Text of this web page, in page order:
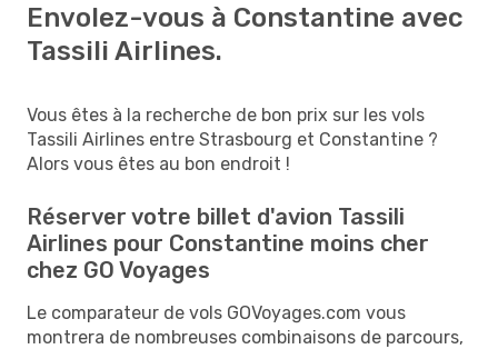
Envolez-vous à Constantine avec
Tassili Airlines.
Vous êtes à la recherche de bon prix sur les vols
Tassili Airlines entre Strasbourg et Constantine ?
Alors vous êtes au bon endroit !
Réserver votre billet d'avion Tassili
Airlines pour Constantine moins cher
chez GO Voyages
Le comparateur de vols GOVoyages.com vous
montrera de nombreuses combinaisons de parcours,